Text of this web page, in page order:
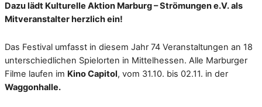
Dazu lädt Kulturelle Aktion Marburg – Strömungen e.V. als
Mitveranstalter herzlich ein!
Das Festival umfasst in diesem Jahr 74 Veranstaltungen an 18
unterschiedlichen Spielorten in Mittelhessen. Alle Marburger
Filme laufen im Kino Capitol, vom 31.10. bis 02.11. in der
Waggonhalle.